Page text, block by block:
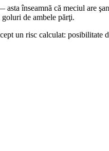
înseamnă că meciul are
de ambele părţi.
un risc calculat: posibilitate